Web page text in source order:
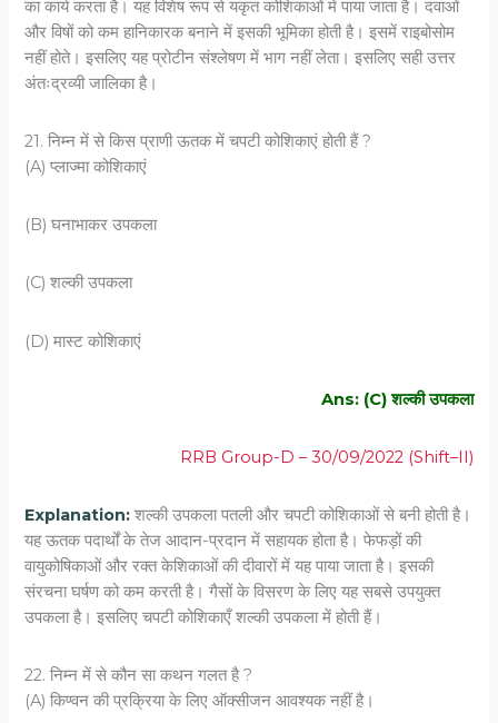
का कार्य करता है। यह विशेष रूप से यकृत कोशिकाओं में पाया जाता है। दवाओं
और विषों को कम हानिकारक बनाने में इसकी भूमिका होती है। इसमें राइबोसोम
नहीं होते। इसलिए यह प्रोटीन संश्लेषण में भाग नहीं लेता। इसलिए सही उत्तर
अंतःद्रव्यी जालिका है।
21. निम्‍न में से किस प्राणी ऊतक में चपटी कोशिकाएं होती हैं ?
(A) प्‍लाज्‍मा कोशिकाएं
(B) घनाभाकर उपकला
(C) शल्‍की उपकला
(D) मास्‍ट कोशिकाएं
Ans: (C) शल्‍की उपकला
RRB Group-D – 30/09/2022 (Shift–II)
Explanation: शल्की उपकला पतली और चपटी कोशिकाओं से बनी होती है।
यह ऊतक पदार्थों के तेज आदान-प्रदान में सहायक होता है। फेफड़ों की
वायुकोषिकाओं और रक्त केशिकाओं की दीवारों में यह पाया जाता है। इसकी
संरचना घर्षण को कम करती है। गैसों के विसरण के लिए यह सबसे उपयुक्त
उपकला है। इसलिए चपटी कोशिकाएँ शल्की उपकला में होती हैं।
22. निम्‍न में से कौन सा कथन गलत है ?
(A) किण्‍वन की प्रक्रिया के लिए ऑक्‍सीजन आवश्‍यक नहीं है।